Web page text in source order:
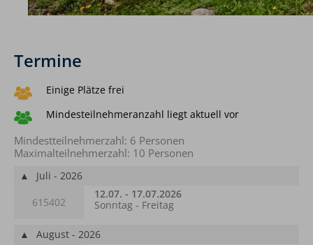
Termine
Einige Plätze frei
Mindesteilnehmeranzahl liegt aktuell vor
Mindestteilnehmerzahl: 6 Personen
Maximalteilnehmerzahl: 10 Personen
▲
Juli - 2026
615402
12.07. - 17.07.2026
Sonntag - Freitag
▲
August - 2026